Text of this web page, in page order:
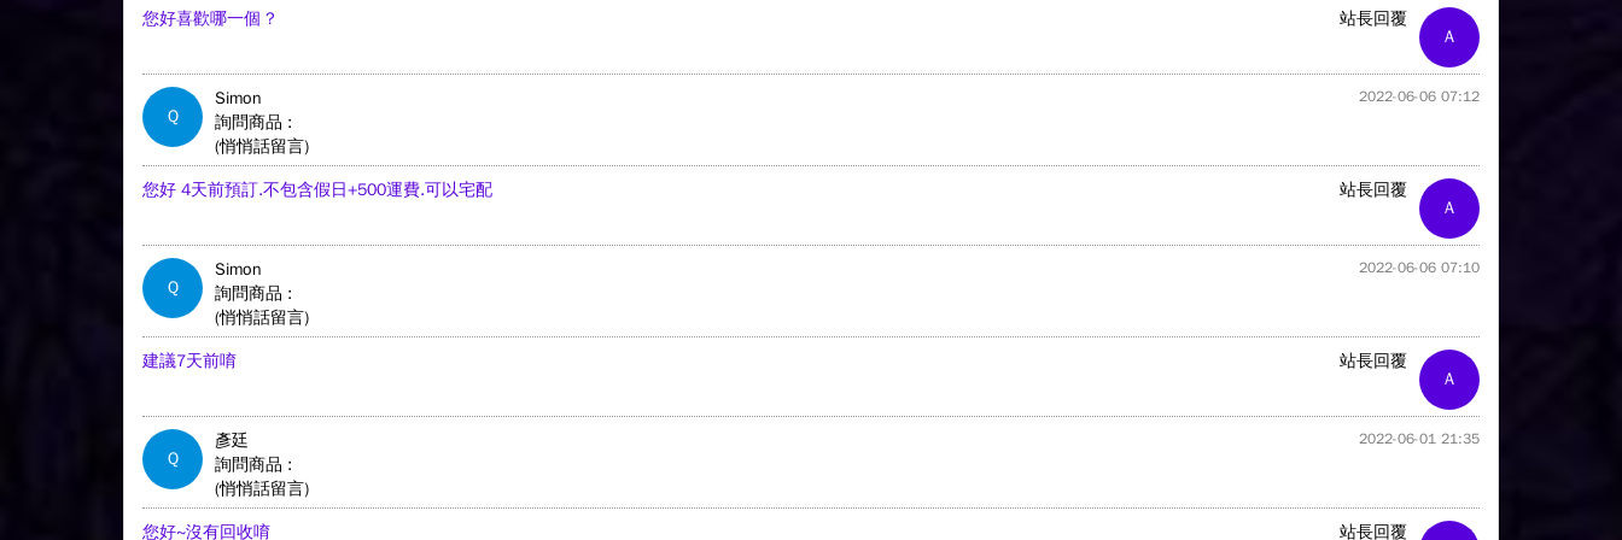
A
站長回覆
您好喜歡哪一個 ?
Q
Simon 2022-06-06 07:12
詢問商品 :
(悄悄話留言)
A
站長回覆
您好 4天前預訂.不包含假日+500運費.可以宅配
Q
Simon 2022-06-06 07:10
詢問商品 :
(悄悄話留言)
A
站長回覆
建議7天前唷
Q
彥廷 2022-06-01 21:35
詢問商品 :
(悄悄話留言)
站長回覆
您好~沒有回收唷